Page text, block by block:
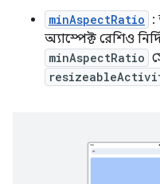
minAspectRatio :
অ্যাস্পেক্ট রেশিও
minAspectRatio